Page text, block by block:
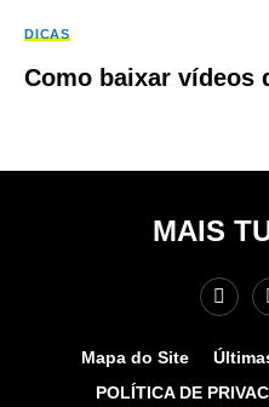
DICAS
Como baixar vídeos
MAIS
Mapa do Site
POLÍTICA DE